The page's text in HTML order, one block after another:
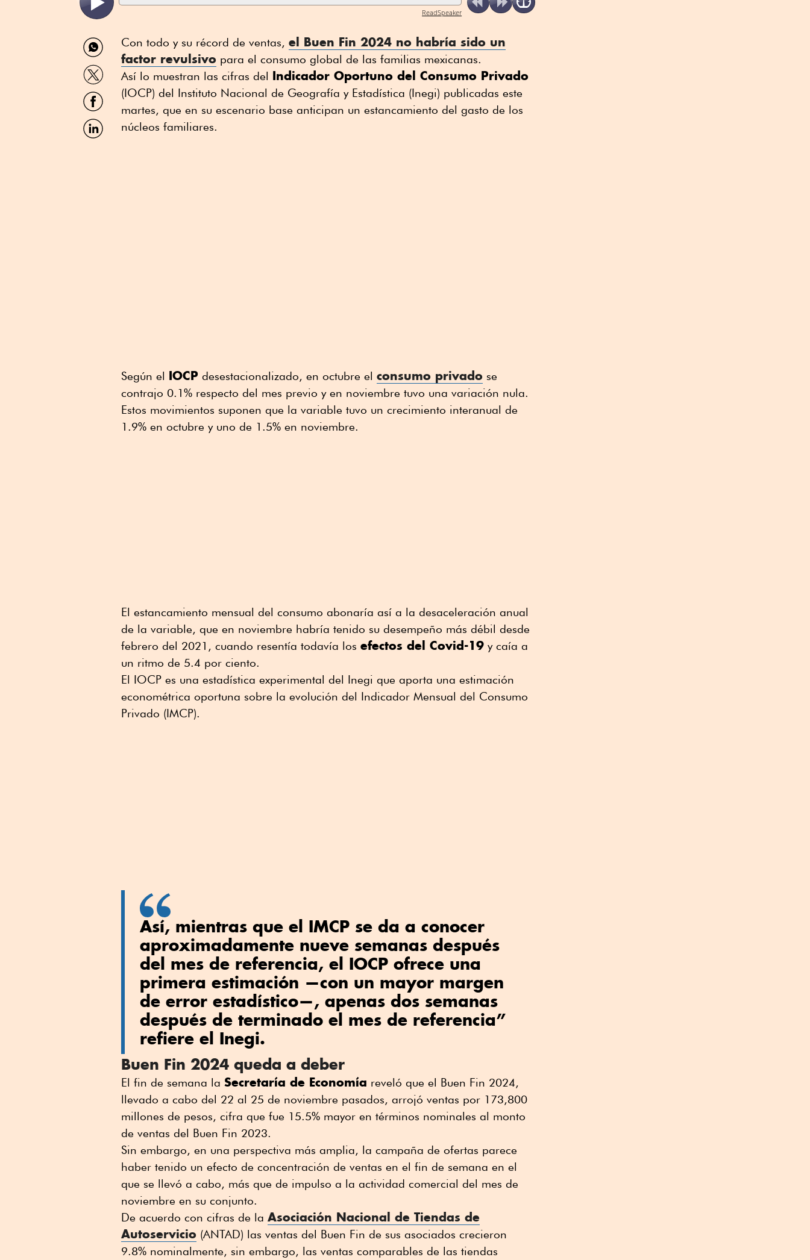
ReadSpeaker
Compartir
por
WhatsApp
Compartir
por
Twitter
Compartir
por
Facebook
Compartir
por
Con todo y su récord de ventas, el Buen Fin 2024 no habría sido un
factor revulsivo para el consumo global de las familias mexicanas.
Así lo muestran las cifras del Indicador Oportuno del Consumo Privado
(IOCP) del Instituto Nacional de Geografía y Estadística (Inegi) publicadas este
martes, que en su escenario base anticipan un estancamiento del gasto de los
núcleos familiares.
Según el IOCP desestacionalizado, en octubre el consumo privado se
contrajo 0.1% respecto del mes previo y en noviembre tuvo una variación nula.
Estos movimientos suponen que la variable tuvo un crecimiento interanual de
1.9% en octubre y uno de 1.5% en noviembre.
El estancamiento mensual del consumo abonaría así a la desaceleración anual
de la variable, que en noviembre habría tenido su desempeño más débil desde
febrero del 2021, cuando resentía todavía los efectos del Covid-19 y caía a
un ritmo de 5.4 por ciento.
El IOCP es una estadística experimental del Inegi que aporta una estimación
econométrica oportuna sobre la evolución del Indicador Mensual del Consumo
Privado (IMCP).
Así, mientras que el IMCP se da a conocer
aproximadamente nueve semanas después
del mes de referencia, el IOCP ofrece una
primera estimación —con un mayor margen
de error estadístico—, apenas dos semanas
después de terminado el mes de referencia”
refiere el Inegi.
Buen Fin 2024 queda a deber
El fin de semana la Secretaría de Economía reveló que el Buen Fin 2024,
llevado a cabo del 22 al 25 de noviembre pasados, arrojó ventas por 173,800
millones de pesos, cifra que fue 15.5% mayor en términos nominales al monto
de ventas del Buen Fin 2023.
Sin embargo, en una perspectiva más amplia, la campaña de ofertas parece
haber tenido un efecto de concentración de ventas en el fin de semana en el
que se llevó a cabo, más que de impulso a la actividad comercial del mes de
noviembre en su conjunto.
De acuerdo con cifras de la Asociación Nacional de Tiendas de
Autoservicio (ANTAD) las ventas del Buen Fin de sus asociados crecieron
9.8% nominalmente, sin embargo, las ventas comparables de las tiendas